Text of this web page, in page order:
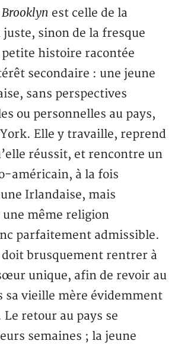
Brooklyn est celle de la
sinon de la fresque
histoire racontée
secondaire : une jeune
sans perspectives
ou personnelles au pays,
Elle y travaille, reprend
réussit, et rencontre un
américain, à la fois
Irlandaise, mais
même religion
parfaitement admissible.
brusquement rentrer à
unique, afin de revoir au
sa vieille mère évidemment
retour au pays se
semaines ; la jeune